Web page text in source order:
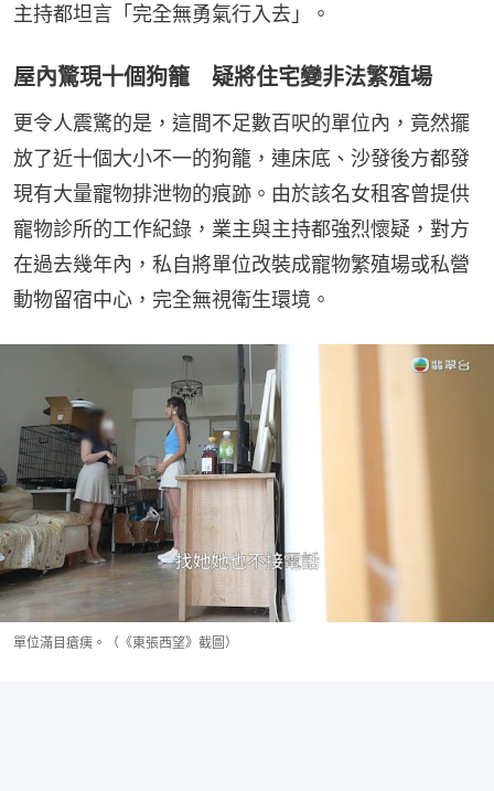
主持都坦言「完全無勇氣行入去」。
屋內驚現十個狗籠 疑將住宅變非法繁殖場
更令人震驚的是，這間不足數百呎的單位內，竟然擺
放了近十個大小不一的狗籠，連床底、沙發後方都發
現有大量寵物排泄物的痕跡。由於該名女租客曾提供
寵物診所的工作紀錄，業主與主持都強烈懷疑，對方
在過去幾年內，私自將單位改裝成寵物繁殖場或私營
動物留宿中心，完全無視衛生環境。
單位滿目瘡痍。（《東張西望》截圖）